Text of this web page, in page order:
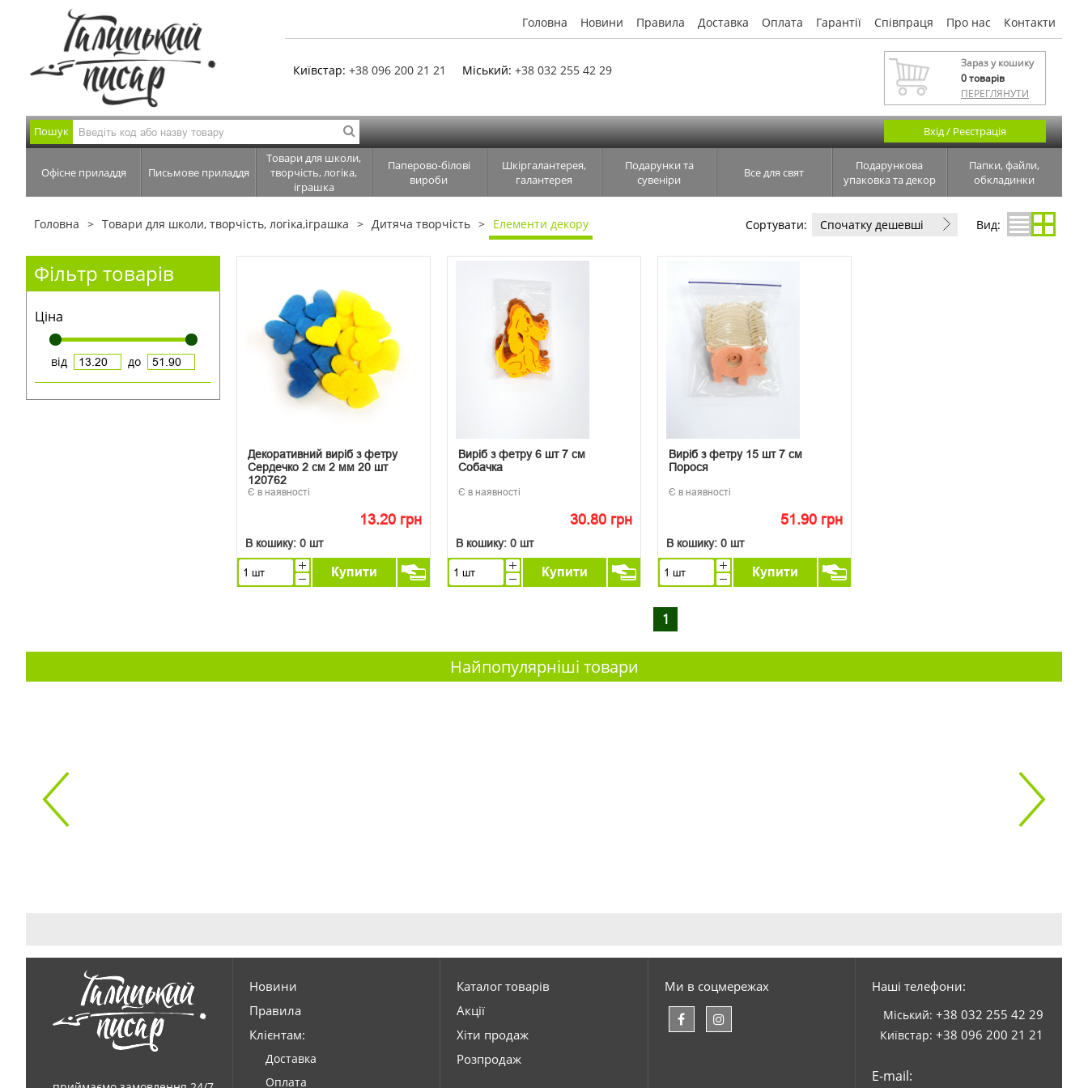
Головна Новини Правила Доставка Оплата Гарантії Співпраця Про нас Контакти
Київстар: +38 096 200 21 21 Міський: +38 032 255 42 29
Зараз у кошику
0товарів
ПЕРЕГЛЯНУТИ
Пошук Вхід / Реєстрація
Офісне приладдя Письмове приладдя
Товари для школи,
творчість, логіка,
іграшка
Паперово-білові
вироби
Шкіргалантерея,
галантерея
Подарунки та
сувеніри
Все для свят
Подарункова
упаковка та декор
Папки, файли,
обкладинки
Головна Товари для школи, творчість, логіка,іграшка Дитяча творчість Елементи декору Сортувати: Спочатку дешевші Вид:
Фільтр товарів
Ціна
від до
Декоративний виріб з фетру
Сердечко 2 см 2 мм 20 шт
120762
Є в наявності
13.20 грн
В кошику: 0 шт
Купити
Виріб з фетру 6 шт 7 см
Собачка
Є в наявності
30.80 грн
В кошику: 0 шт
Купити
Виріб з фетру 15 шт 7 см
Порося
Є в наявності
51.90 грн
В кошику: 0 шт
Купити
1
Найпопулярніші товари
Новини
Правила
Клієнтам:
Доставка
Оплата
Каталог товарів
Акції
Хіти продаж
Розпродаж
Ми в соцмережах Наші телефони:
Міський: +38 032 255 42 29
Київстар: +38 096 200 21 21
E-mail: